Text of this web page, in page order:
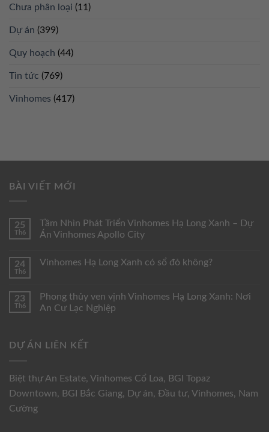
Chưa phân loại (11)
Dự án (399)
Quy hoạch (44)
Tin tức (769)
Vinhomes (417)
BÀI VIẾT MỚI
25
Th6
Tầm Nhìn Phát Triển Vinhomes Hạ Long Xanh – Dự
Án Vinhomes Apollo City
24
Th6
Vinhomes Hạ Long Xanh có sổ đỏ không?
23
Th6
Phong thủy ven vịnh Vinhomes Hạ Long Xanh: Nơi
An Cư Lạc Nghiệp
DỰ ÁN LIÊN KẾT
Biệt thự An Estate, Vinhomes Cổ Loa, BGI Topaz
Downtown, BGI Bắc Giang, Dự án, Đầu tư, Vinhomes, Nam
Cường